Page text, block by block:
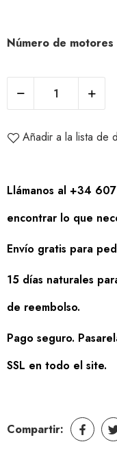
Número de motores
Añadir a la lista de
Llámanos al +34
encontrar lo que
Envío gratis para
15 días naturales
de reembolso.
Pago seguro.
SSL en todo el site.
Compartir: